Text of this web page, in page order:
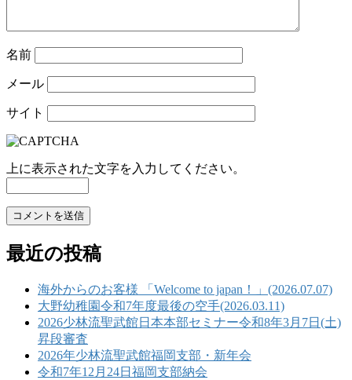
名前
メール
サイト
上に表示された文字を入力してください。
最近の投稿
海外からのお客様 「Welcome to japan！」(2026.07.07)
大野幼稚園令和7年度最後の空手(2026.03.11)
2026少林流聖武館日本本部セミナー令和8年3月7日(土)
昇段審査
2026年少林流聖武館福岡支部・新年会
令和7年12月24日福岡支部納会